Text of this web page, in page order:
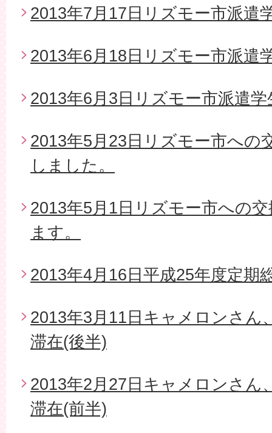
2013年7月17日リズモー市派遣
2013年6月18日リズモー市派遣
2013年6月3日リズモー市派遣学
2013年5月23日リズモー市への
しました。
2013年5月1日リズモー市への
ます。
2013年4月16日平成25年度定期
2013年3月11日キャメロンさん
滞在(後半)
2013年2月27日キャメロンさん
滞在(前半)